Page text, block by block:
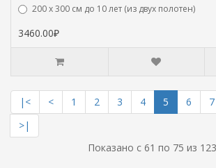
200 х 300 см до 10 лет (из двух полотен)
3460.00₽
|< < 1 2 3 4 5 6 7
>|
Показано с 61 по 75 из